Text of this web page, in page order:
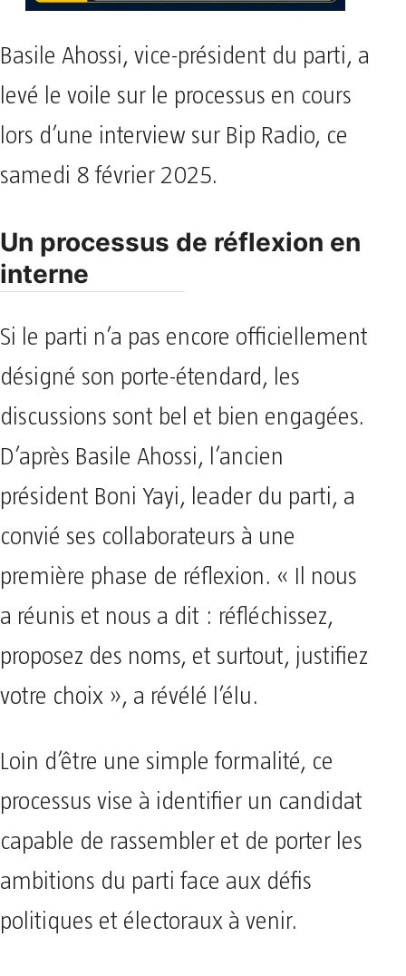
Basile Ahossi, vice-président du parti, a
levé le voile sur le processus en cours
lors d’une interview sur Bip Radio, ce
samedi 8 février 2025.
Un processus de réflexion en
interne
Si le parti n’a pas encore officiellement
désigné son porte-étendard, les
discussions sont bel et bien engagées.
D’après Basile Ahossi, l’ancien
président Boni Yayi, leader du parti, a
convié ses collaborateurs à une
première phase de réflexion. « Il nous
a réunis et nous a dit : réfléchissez,
proposez des noms, et surtout, justifiez
votre choix », a révélé l’élu.
Loin d’être une simple formalité, ce
processus vise à identifier un candidat
capable de rassembler et de porter les
ambitions du parti face aux défis
politiques et électoraux à venir.